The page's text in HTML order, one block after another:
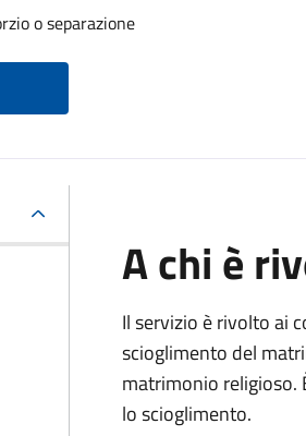
o separazione
A chi è
Il servizio è rivolto ai
scioglimento del
matrimonio religioso.
lo scioglimento.